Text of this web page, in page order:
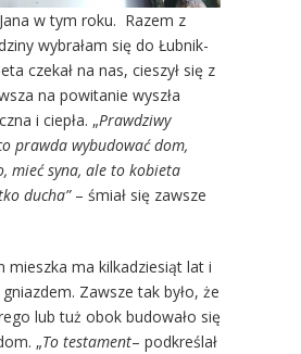
w tym roku. Razem z
wybrałam się do Łubnik-
czekał na nas, cieszył się z
na powitanie wyszła
i ciepła. „Prawdziwy
prawda wybudować dom,
mieć syna, ale to kobieta
ducha”– śmiał się zawsze
mieszka ma kilkadziesiąt lat i
Zawsze tak było, że
lub tuż obok budowało się
„To testament– podkreślał